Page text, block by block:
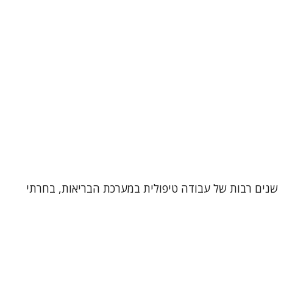
ועובדת סוציאלית קלינית, בעלת 33 שנות ותק קליני. אחרי שנים רבות של עבודה טיפולית במערכת הבריאות, בחרתי